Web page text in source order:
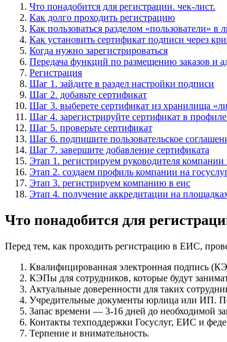
Что понадобится для регистрации. чек-лист.
Как долго проходить регистрацию
Как пользоваться разделом «пользователи»
Как установить сертификат подписи через
Когда нужно зарегистрироваться
Передача функций по размещению заказов и
Регистрация
Шаг 1. зайдите в раздел настройки подписи
Шаг 2. добавьте сертификат
Шаг 3. выберете сертификат из хранилища
Шаг 4. зарегистрируйте сертификат в
Шаг 5. проверьте сертификат
Шаг 6. подпишите пользовательское
Шаг 7. завершите добавление сертификата
Этап 1. регистрируем руководителя компании
Этап 2. создаем профиль компании на
Этап 3. регистрируем компанию в еис
Этап 4. получение аккредитации на
Что понадобится для
Перед тем, как проходить регистрацию в ЕИС,
Квалифицированная электронная подпись
КЭПы для сотрудников, которые будут
Актуальные доверенности для таких
Учредительные документы юрлица или ИП.
Запас времени — 3-16 дней до необходимой
Контакты техподдержки Госуслуг, ЕИС и
Терпение и внимательность.